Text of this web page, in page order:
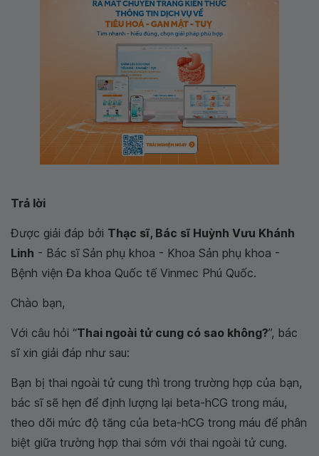
Trả lời
Được giải đáp bởi Thạc sĩ, Bác sĩ Huỳnh Vưu Khánh
Linh - Bác sĩ Sản phụ khoa - Khoa Sản phụ khoa -
Bệnh viện Đa khoa Quốc tế Vinmec Phú Quốc.
Chào bạn,
Với câu hỏi “Thai ngoài tử cung có sao không?”, bác
sĩ xin giải đáp như sau:
Bạn bị thai ngoài tử cung thì trong trường hợp của bạn,
bác sĩ sẽ hẹn để định lượng lại beta-hCG trong máu,
theo dõi mức độ tăng của beta-hCG trong máu để phân
biệt giữa trường hợp thai sớm với thai ngoài tử cung.